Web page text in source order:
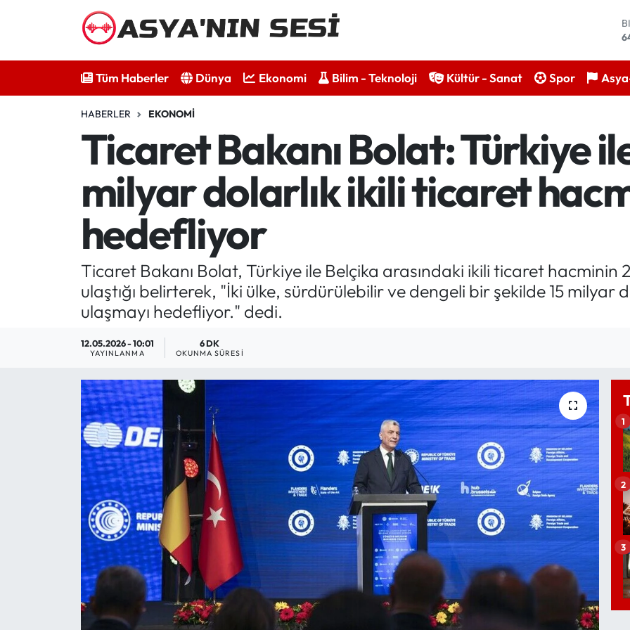
Tüm Haberler Dünya Ekonomi Bilim - Teknoloji Kültür - Sanat Spor
HABERLER EKONOMI
Ticaret Bakanı Bolat: Türkiye
milyar dolarlık ikili ticaret
hedefliyor
Ticaret Bakanı Bolat, Türkiye ile Belçika arasındaki ikili ticaret hacminin
ulaştığı belirterek, "İki ülke, sürdürülebilir ve dengeli bir şekilde 15 milyar
ulaşmayı hedefliyor." dedi.
12.05.2026 - 10:01
YAYINLANMA
6 DK
OKUNMA SÜRESI
1
2
3
Bilim - Teknoloji
Kültür - Sanat
Asya-Pasifik